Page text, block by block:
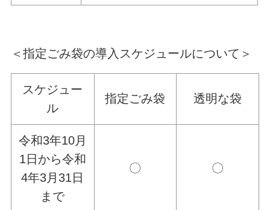
＜指定ごみ袋の導入スケジュールについて＞
スケジュー
ル
指定ごみ袋 透明な袋
令和3年10月
1日から令和
4年3月31日
まで
〇 〇